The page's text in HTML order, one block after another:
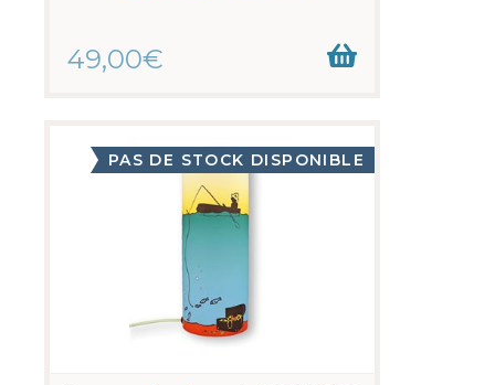
49,00€
PAS DE STOCK DISPONIBLE